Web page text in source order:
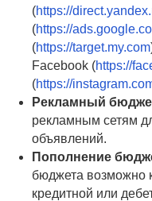
(https://
(https://
(https://target.my.com
Facebook (https://
(https://
Рекламный
рекламным сетям
объявлений.
Пополнение
бюджета возможно
кредитной или